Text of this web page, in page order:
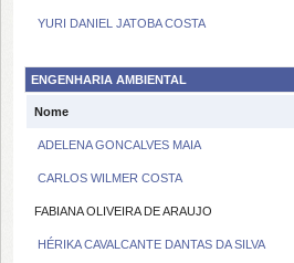
YURI DANIEL JATOBA COSTA
ENGENHARIA AMBIENTAL
Nome
ADELENA GONCALVES MAIA
CARLOS WILMER COSTA
FABIANA OLIVEIRA DE ARAUJO
HÉRIKA CAVALCANTE DANTAS DA SILVA